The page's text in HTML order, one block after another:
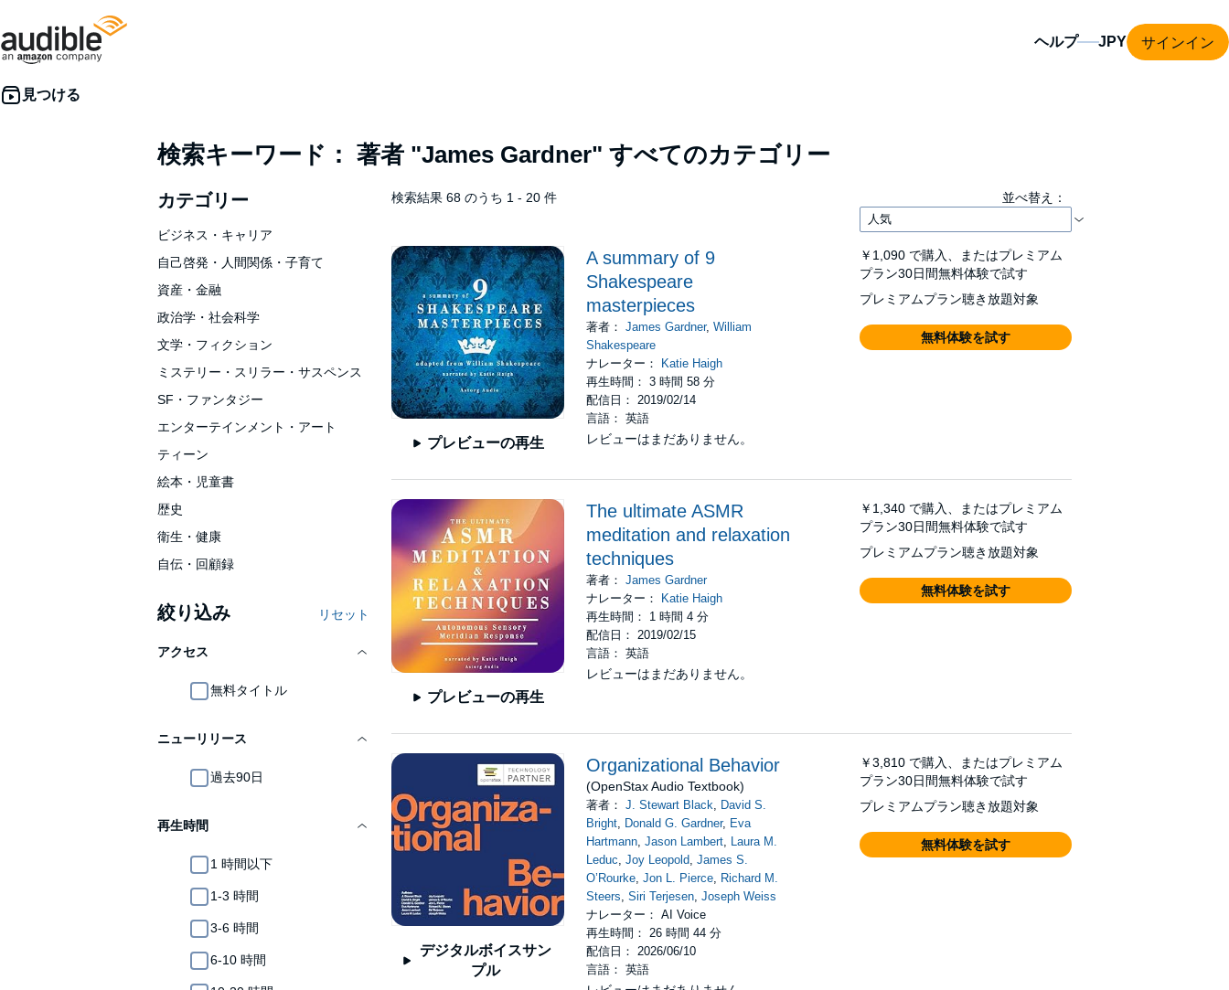
ヘルプ サインイン
検索キーワード： 著者 "James Gardner" すべてのカテゴリー
カテゴリー
ビジネス・キャリア
自己啓発・人間関係・子育て
資産・金融
政治学・社会科学
文学・フィクション
ミステリー・スリラー・サスペンス
SF・ファンタジー
エンターテインメント・アート
ティーン
絵本・児童書
歴史
衛生・健康
自伝・回顧録
絞り込み リセット
アクセス
無料タイトル
ニューリリース
過去90日
再生時間
1 時間以下
1-3 時間
3-6 時間
6-10 時間
検索結果 68 のうち 1 - 20 件 並べ替え：
プレビューの再生
A summary of 9
Shakespeare
masterpieces
著者：James Gardner,William
Shakespeare
ナレーター：
Katie Haigh
再生時間： 3 時間 58 分
配信日： 2019/02/14
言語： 英語
レビューはまだありません。
￥1,090 で購入、またはプレミアム
プラン30日間無料体験で試す
プレミアムプラン聴き放題対象
無料体験を試す
プレビューの再生
The ultimate ASMR
meditation and relaxation
techniques
著者：James Gardner
ナレーター：
Katie Haigh
再生時間： 1 時間 4 分
配信日： 2019/02/15
言語： 英語
レビューはまだありません。
￥1,340 で購入、またはプレミアム
プラン30日間無料体験で試す
プレミアムプラン聴き放題対象
無料体験を試す
デジタルボイスサン
プル
Organizational Behavior
(OpenStax Audio Textbook)
著者：J. Stewart Black
David S.
Bright Donald G. Gardner, Eva
Hartmann ,Jason Lambert Laura M.
Leduc ,Joy Leopold ,James S.
O’Rourke ,Jon L. Pierce Richard M.
Steers ,Siri Terjesen ,Joseph Weiss
ナレーター： AI Voice
再生時間： 26 時間 44 分
配信日： 2026/06/10
言語： 英語
￥3,810 で購入、またはプレミアム
プラン30日間無料体験で試す
プレミアムプラン聴き放題対象
無料体験を試す